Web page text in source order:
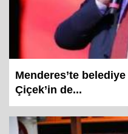
Menderes’te
Çiçek’in de...